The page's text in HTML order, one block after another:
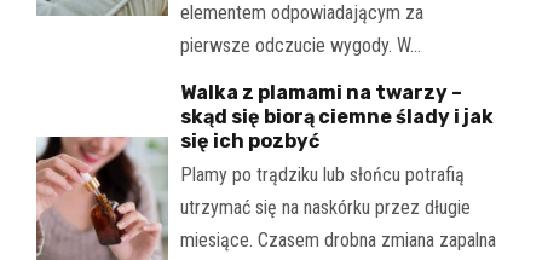
elementem odpowiadającym za
pierwsze odczucie wygody. W…
Walka z plamami na twarzy –
skąd się biorą ciemne ślady i jak
się ich pozbyć
Plamy po trądziku lub słońcu potrafią
utrzymać się na naskórku przez długie
miesiące. Czasem drobna zmiana zapalna